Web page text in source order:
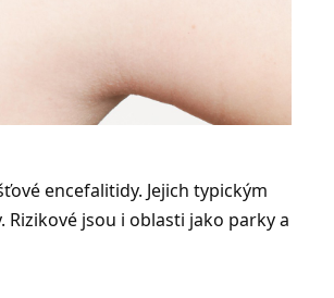
encefalitidy. Jejich typickým
jsou i oblasti jako parky a